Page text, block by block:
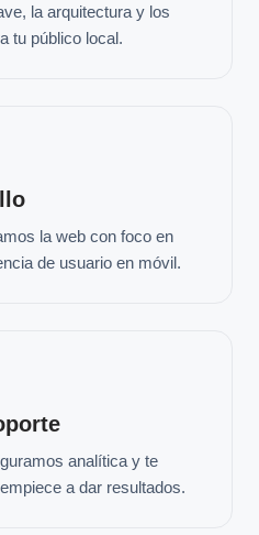
la arquitectura y los
tu público local.
la web con foco en
de usuario en móvil.
analítica y te
a dar resultados.